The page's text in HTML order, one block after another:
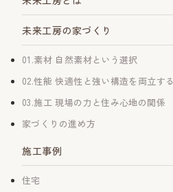
未来工房の家づくり
01.素材 自然素材という選択
02.性能 快適性と強い構造を両立する
03.施工 現場の力と住み心地の関係
家づくりの進め方
施工事例
住宅